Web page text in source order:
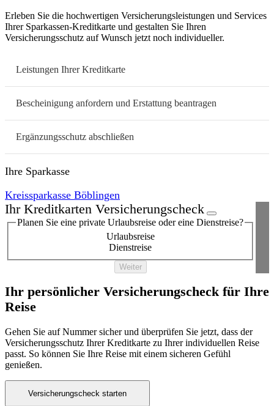
Erleben Sie die hochwertigen Versicherungsleistungen und Services
Ihrer Sparkassen-Kreditkarte und gestalten Sie Ihren
Versicherungsschutz auf Wunsch jetzt noch individueller.
Leistungen Ihrer Kreditkarte
Bescheinigung anfordern und Erstattung beantragen
Ergänzungsschutz abschließen
Ihre Sparkasse
Kreissparkasse Böblingen
Ihr Kreditkarten Versicherungscheck
Planen Sie eine private Urlaubsreise oder eine Dienstreise?
Urlaubsreise
Dienstreise
Weiter
Ihr persönlicher Versicherungscheck für Ihre
Reise
Gehen Sie auf Nummer sicher und überprüfen Sie jetzt, dass der
Versicherungsschutz Ihrer Kreditkarte zu Ihrer individuellen Reise
passt. So können Sie Ihre Reise mit einem sicheren Gefühl
genießen.
Versicherungscheck starten